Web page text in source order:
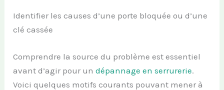
Identifier les causes d’une porte bloquée ou d’une
clé cassée
Comprendre la source du problème est essentiel
avant d’agir pour undépannage en serrurerie.
Voici quelques motifs courants pouvant mener à